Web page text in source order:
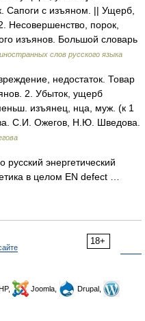
Сапоги с изъяном. || Ущерб,
Несовершенство, порок,
изъянов. Большой словарь
слов русского языка
недостаток. Товар
2. Убыток, ущерб
изъянец, нца, муж. (к 1
С.И. Ожегов, Н.Ю. Шведова.
энергетический
в целом EN defect …
18+
Joomla,
Drupal,